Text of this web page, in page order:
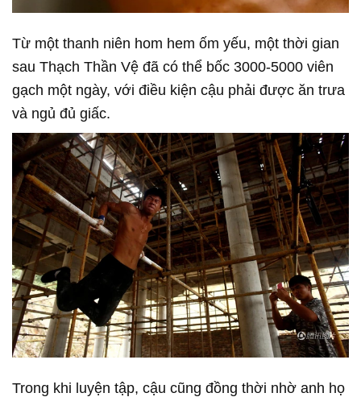
Từ một thanh niên hom hem ốm yếu, một thời gian
sau Thạch Thần Vệ đã có thể bốc 3000-5000 viên
gạch một ngày, với điều kiện cậu phải được ăn trưa
và ngủ đủ giấc.
Trong khi luyện tập, cậu cũng đồng thời nhờ anh họ